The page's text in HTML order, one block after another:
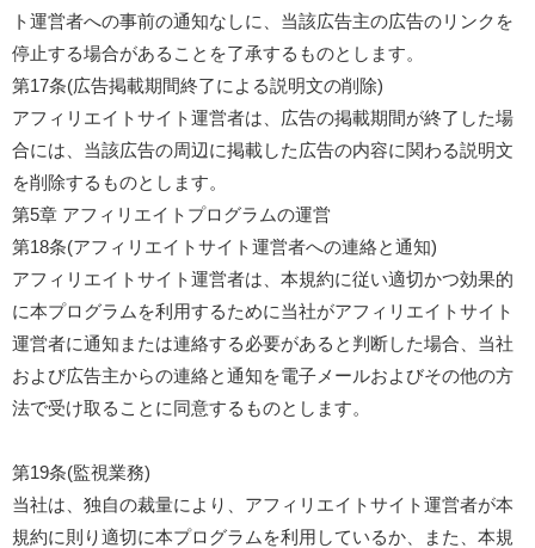
ト運営者への事前の通知なしに、当該広告主の広告のリンクを
停止する場合があることを了承するものとします。
第17条(広告掲載期間終了による説明文の削除)
アフィリエイトサイト運営者は、広告の掲載期間が終了した場
合には、当該広告の周辺に掲載した広告の内容に関わる説明文
を削除するものとします。
第5章 アフィリエイトプログラムの運営
第18条(アフィリエイトサイト運営者への連絡と通知)
アフィリエイトサイト運営者は、本規約に従い適切かつ効果的
に本プログラムを利用するために当社がアフィリエイトサイト
運営者に通知または連絡する必要があると判断した場合、当社
および広告主からの連絡と通知を電子メールおよびその他の方
法で受け取ることに同意するものとします。
第19条(監視業務)
当社は、独自の裁量により、アフィリエイトサイト運営者が本
規約に則り適切に本プログラムを利用しているか、また、本規